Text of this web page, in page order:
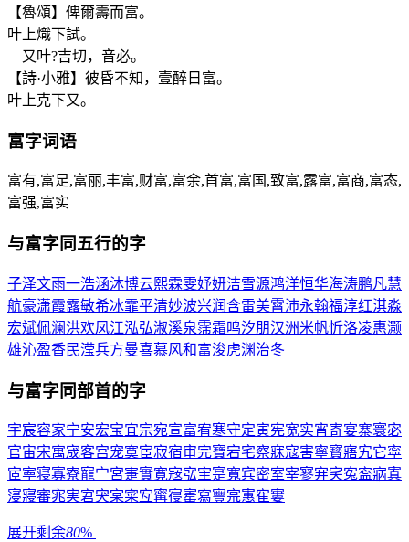
【魯頌】俾爾壽而富。
叶上熾下試。
又叶?吉切，音必。
【詩·小雅】彼昏不知，壹醉日富。
叶上克下又。
富字词语
富有,富足,富丽,丰富,财富,富余,首富,富国,致富,露富,富商,富态,
富强,富实
与富字同五行的字
子泽文雨一浩涵沐博云熙霖雯妤妍洁雪源鸿洋恒华海涛鹏凡慧
航豪潇霞露敏希冰霏平清妙波兴润含雷美霄沛永翰福淳红淇淼
宏斌佩澜 洪欢凤江泓弘淑溪泉霈霜鸣汐朋汉洲米帆忻洛凌惠灏
雄沁盈香民滢兵方曼喜慕风和富浚虎渊治冬
与富字同部首的字
宇宸容家宁安宏宝宜宗宛宣富宥寒守定寅宪宽实宵寄宴寨寰宓
官宙宋寓宬客宫宠寞宦寂宿审完寶宕宅察寐寇害寧寳寤宄它寜
宧寕寝寡寮寵宀宮寁實寛宼宖宔寔寬宾密室宰寥宑宎寃寍寎寘
寖寢審宨実宭宊宲寀宐寗寑寚寫寷宺寭寉寠
展开剩余80%